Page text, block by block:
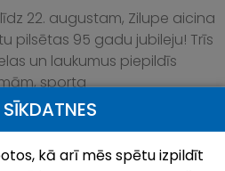
22. augustam, Zilupe aicina
pilsētas 95 gadu jubileju! Trīs
un laukumus piepildīs
sporta
kā arī mēs spētu izpildīt